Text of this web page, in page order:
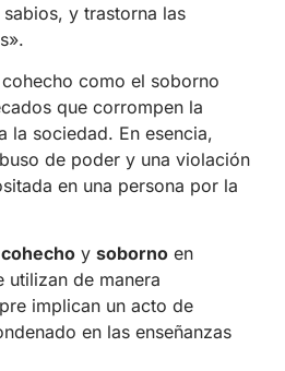
y trastorna las
como el soborno
que corrompen la
la sociedad. En esencia,
de poder y una violación
en una persona por la
cohecho y soborno en
utilizan de manera
implican un acto de
en las enseñanzas